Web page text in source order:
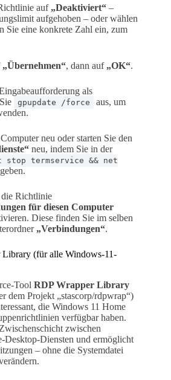
auf „Deaktiviert“ –
aufgehoben – oder wählen
Sie eine konkrete Zahl ein, zum
„Übernehmen“, dann auf „OK“.
als
gpupdate /force
aus, um
neu oder starten Sie den
neu, indem Sie in der
stop termservice && net
Richtlinie
für diesen Computer
Diese finden Sie im selben
„Verbindungen“.
Library (für alle Windows-11-
Tool RDP Wrapper Library
dem Projekt „stascorp/rdpwrap“)
die Windows 11 Home
verfügbar haben.
zwischen
Desktop-Diensten und ermöglicht
– ohne die Systemdatei